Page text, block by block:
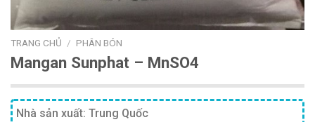
TRANG CHỦ / PHÂN BÓN
Mangan Sunphat – MnSO4
Nhà sản xuất: Trung Quốc